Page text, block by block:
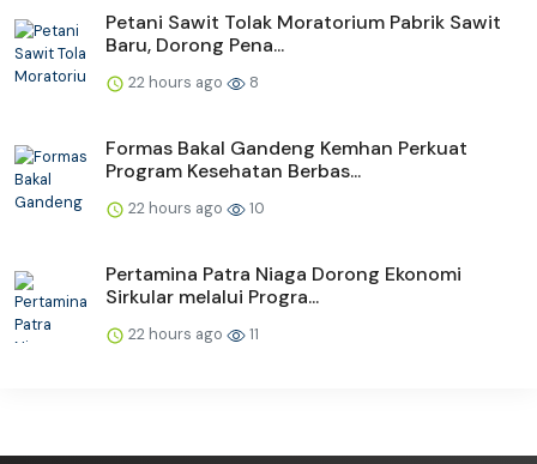
Petani Sawit Tolak Moratorium Pabrik Sawit
Baru, Dorong Pena...
22 hours ago 8
Formas Bakal Gandeng Kemhan Perkuat
Program Kesehatan Berbas...
22 hours ago 10
Pertamina Patra Niaga Dorong Ekonomi
Sirkular melalui Progra...
22 hours ago 11